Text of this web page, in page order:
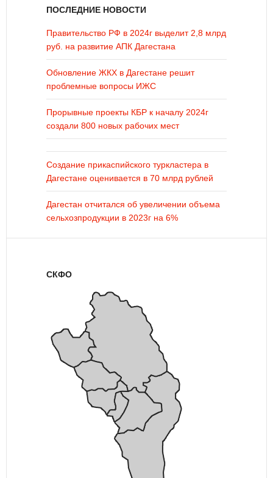
ПОСЛЕДНИЕ НОВОСТИ
Правительство РФ в 2024г выделит 2,8 млрд
руб. на развитие АПК Дагестана
Обновление ЖКХ в Дагестане решит
проблемные вопросы ИЖС
Прорывные проекты КБР к началу 2024г
создали 800 новых рабочих мест
Создание прикаспийского туркластера в
Дагестане оценивается в 70 млрд рублей
Дагестан отчитался об увеличении объема
сельхозпродукции в 2023г на 6%
СКФО